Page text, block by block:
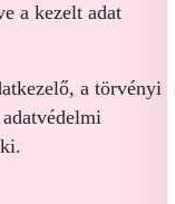
a kezelt adat
a törvényi